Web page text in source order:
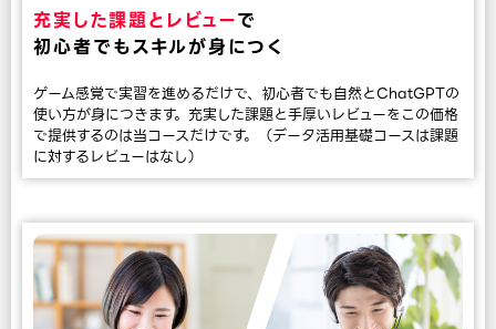
充実した課題とレビューで
初心者でもスキルが身につく
ゲーム感覚で実習を進めるだけで、初心者でも自然とChatGPTの
使い方が身につきます。充実した課題と手厚いレビューをこの価格
で提供するのは当コースだけです。（データ活用基礎コースは課題
に対するレビューはなし）